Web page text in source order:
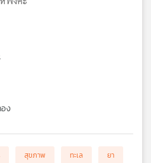
ง
สุขภาพ ทะเล
ยา